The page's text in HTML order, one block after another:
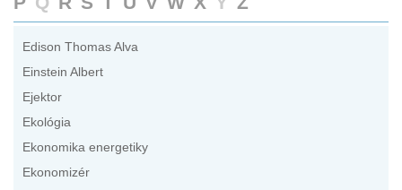
Edison Thomas Alva
Einstein Albert
Ejektor
Ekológia
Ekonomika energetiky
Ekonomizér